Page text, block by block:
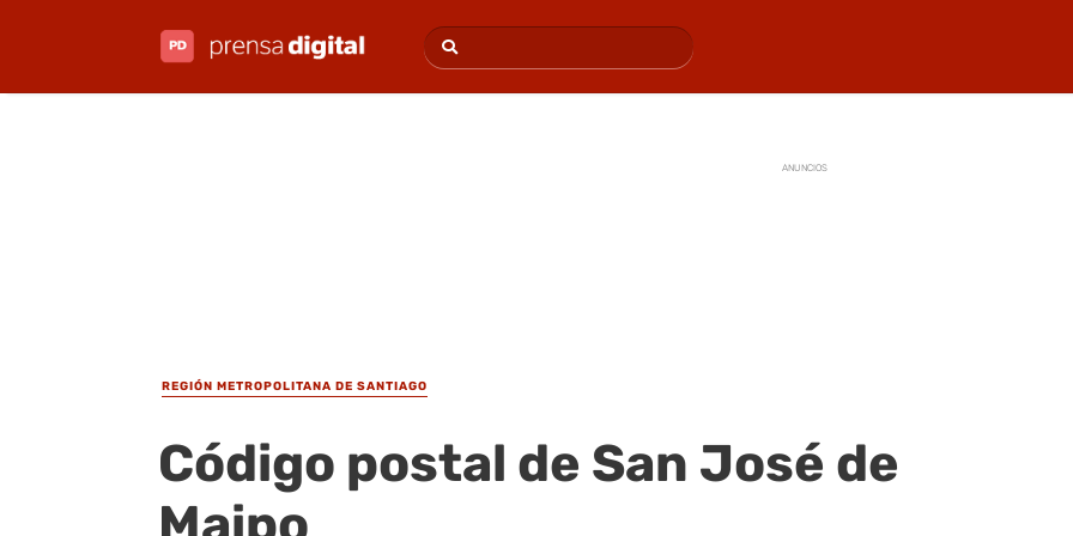
ANUNCIOS
REGIÓN METROPOLITANA DE SANTIAGO
Código postal de San José de